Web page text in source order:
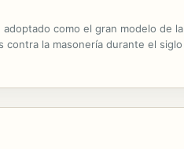
como el gran modelo de la
contra la masonería durante el siglo